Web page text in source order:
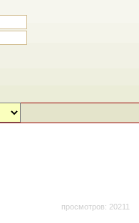
просмотров: 20211